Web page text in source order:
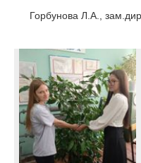
Горбунова Л.А.,